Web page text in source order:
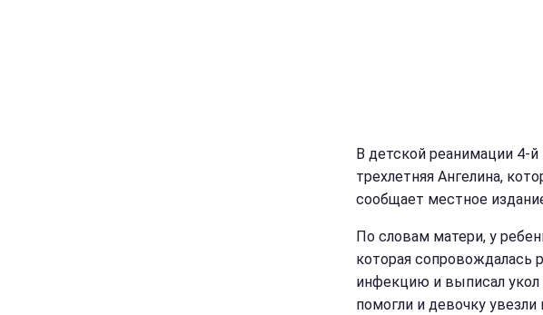
В детской реанимации 4-
трехлетняя Ангелина,
сообщает местное
По словам матери, у
которая сопровождалась
инфекцию и выписал
помогли и девочку увезли